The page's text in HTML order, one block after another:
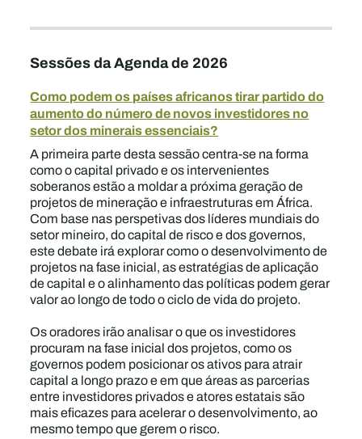
Sessões da Agenda de 2026
Como podem os países africanos tirar partido do
aumento do número de novos investidores no
setor dos minerais essenciais?
A primeira parte desta sessão centra-se na forma
como o capital privado e os intervenientes
soberanos estão a moldar a próxima geração de
projetos de mineração e infraestruturas em África.
Com base nas perspetivas dos líderes mundiais do
setor mineiro, do capital de risco e dos governos,
este debate irá explorar como o desenvolvimento de
projetos na fase inicial, as estratégias de aplicação
de capital e o alinhamento das políticas podem gerar
valor ao longo de todo o ciclo de vida do projeto.
Os oradores irão analisar o que os investidores
procuram na fase inicial dos projetos, como os
governos podem posicionar os ativos para atrair
capital a longo prazo e em que áreas as parcerias
entre investidores privados e atores estatais são
mais eficazes para acelerar o desenvolvimento, ao
mesmo tempo que gerem o risco.